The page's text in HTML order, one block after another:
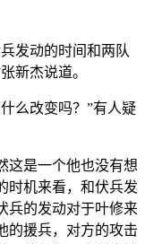
发动的时间和两队
新杰说道。
么改变吗？”有人疑
这是一个他也没有想
时机来看，和伏兵发
兵的发动对于叶修来
的援兵，对方的攻击